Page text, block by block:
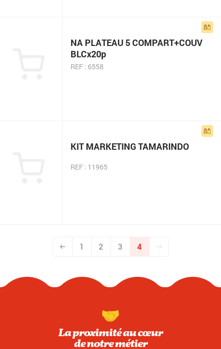
NA PLATEAU 5 COMPART+COUV
BLCx20p
REF : 6558
KIT MARKETING TAMARINDO
REF : 11965
1 2 3 4
La proximité au cœur
de notre métier